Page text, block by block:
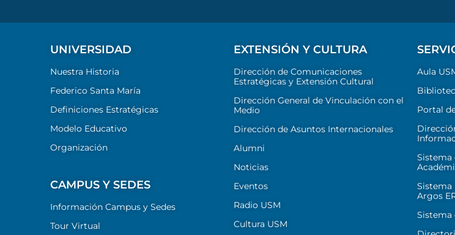
UNIVERSIDAD
Nuestra Historia
Federico Santa María
Definiciones Estratégicas
Modelo Educativo
Organización
CAMPUS Y SEDES
Información Campus y Sedes
Tour Virtual
EXTENSIÓN Y CULTURA
Dirección de Comunicaciones
Estratégicas y Extensión Cultural
Dirección General de Vinculación con el
Medio
Dirección de Asuntos Internacionales
Alumni
Noticias
Eventos
Radio USM
Cultura USM
Aula
Portal
Sistema
Sistema
Argos
Sistema